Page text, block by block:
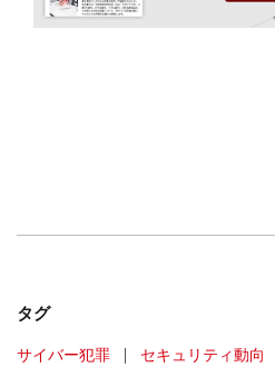
タグ
サイバー犯罪 | セキュリティ動向